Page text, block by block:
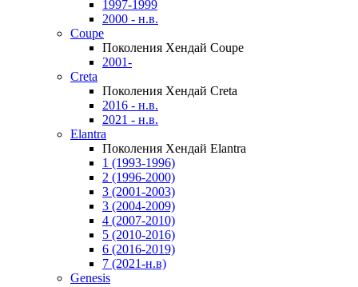
1997-1999
2000 - н.в.
Coupe
Поколения Хендай Coupe
2001-
Creta
Поколения Хендай Creta
2016 - н.в.
2021 - н.в.
Elantra
Поколения Хендай Elantra
1 (1993-1996)
2 (1996-2000)
3 (2001-2003)
3 (2004-2009)
4 (2007-2010)
5 (2010-2016)
6 (2016-2019)
7 (2021-н.в)
Genesis